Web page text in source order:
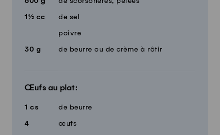
1½ cc de sel
poivre
30 g de beurre ou de crème à rôtir
Œufs au plat:
1 cs de beurre
4 œufs